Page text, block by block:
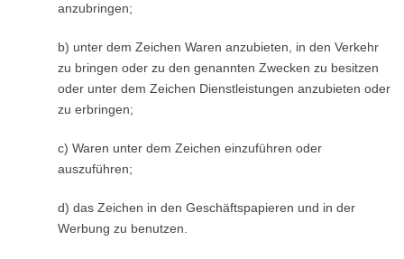
anzubringen;
b) unter dem Zeichen Waren anzubieten, in den Verkehr
zu bringen oder zu den genannten Zwecken zu besitzen
oder unter dem Zeichen Dienstleistungen anzubieten oder
zu erbringen;
c) Waren unter dem Zeichen einzuführen oder
auszuführen;
d) das Zeichen in den Geschäftspapieren und in der
Werbung zu benutzen.